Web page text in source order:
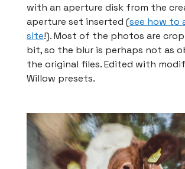
with an aperture disk from the
aperture set inserted (see how to
site!). Most of the photos are
bit, so the blur is perhaps not as
the original files. Edited with
Willow presets.